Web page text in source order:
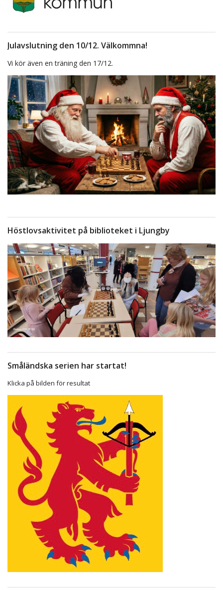
Julavslutning den 10/12. Välkommna!
Vi kör även en träning den 17/12.
Höstlovsaktivitet på biblioteket i Ljungby
Småländska serien har startat!
Klicka på bilden för resultat